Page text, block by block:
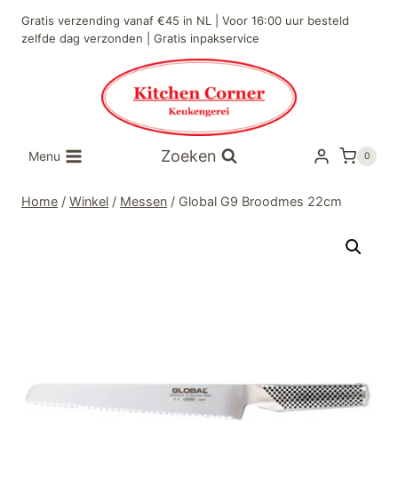
naar
Gratis verzending vanaf €45 in NL | Voor 16:00 uur besteld
zelfde dag verzonden | Gratis inpakservice
Menu Zoeken 0
Home / Winkel / Messen / Global G9 Broodmes 22cm